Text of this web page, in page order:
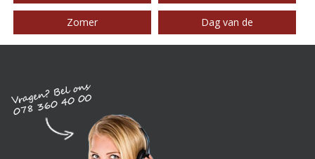
Zomer Dag van de